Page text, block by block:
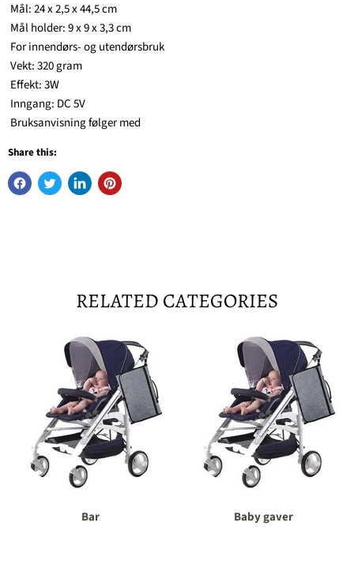
Mål: 24 x 2,5 x 44,5 cm
Mål holder: 9 x 9 x 3,3 cm
For innendørs- og utendørsbruk
Vekt: 320 gram
Effekt: 3W
Inngang: DC 5V
Bruksanvisning følger med
Share this:
RELATED CATEGORIES
Bar Baby gaver